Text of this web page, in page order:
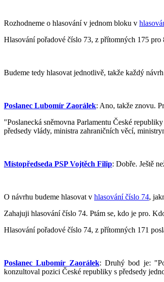
Rozhodneme o hlasování v jednom bloku v
Hlasování pořadové číslo 73, z přítomných 175
Budeme tedy hlasovat jednotlivě, takže každý
Poslanec Lubomír Zaorálek: Ano, takže znovu.
"Poslanecká sněmovna Parlamentu České
předsedy vlády, ministra zahraničních věcí,
Místopředseda PSP Vojtěch Filip: Dobře. Ještě
O návrhu budeme hlasovat v hlasování číslo 74,
Zahajuji hlasování číslo 74. Ptám se, kdo je pro.
Hlasování pořadové číslo 74, z přítomných 171
Poslanec Lubomír Zaorálek: Druhý bod je:
konzultoval pozici České republiky s předsedy